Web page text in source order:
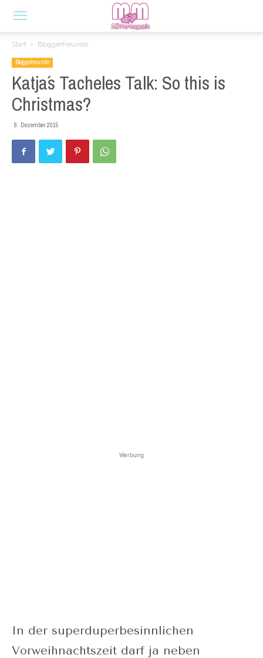
Start Bloggerfreunde
Bloggerfreunde
Katja´s Tacheles Talk: So this is
Christmas?
8. Dezember 2015
Werbung
In der superduperbesinnlichen
Vorweihnachtszeit darf ja neben